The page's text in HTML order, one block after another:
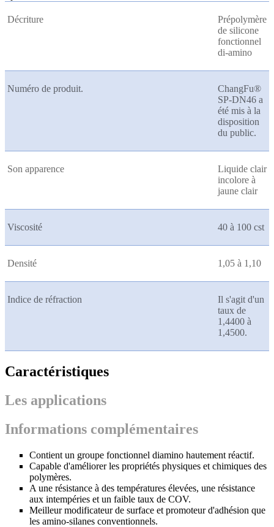
Décriture
Prépolymère
de silicone
fonctionnel
di-amino
Numéro de produit.
ChangFu®
SP-DN46 a
été mis à la
disposition
du public.
Son apparence
Liquide clair
incolore à
jaune clair
Viscosité 40 à 100 cst
Densité 1,05 à 1,10
Indice de réfraction
Il s'agit d'un
taux de
1,4400 à
1,4500.
Caractéristiques
Les applications
Informations complémentaires
Contient un groupe fonctionnel diamino hautement réactif.
Capable d'améliorer les propriétés physiques et chimiques des
polymères.
A une résistance à des températures élevées, une résistance
aux intempéries et un faible taux de COV.
Meilleur modificateur de surface et promoteur d'adhésion que
les amino-silanes conventionnels.